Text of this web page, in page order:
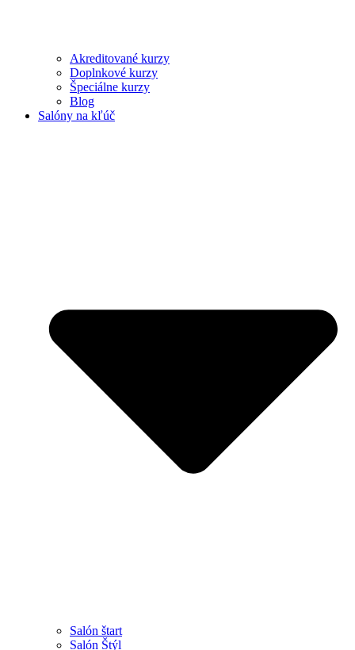
Akreditované kurzy
Doplnkové kurzy
Špeciálne kurzy
Blog
Salóny na kľúč
Salón štart
Salón Štýl